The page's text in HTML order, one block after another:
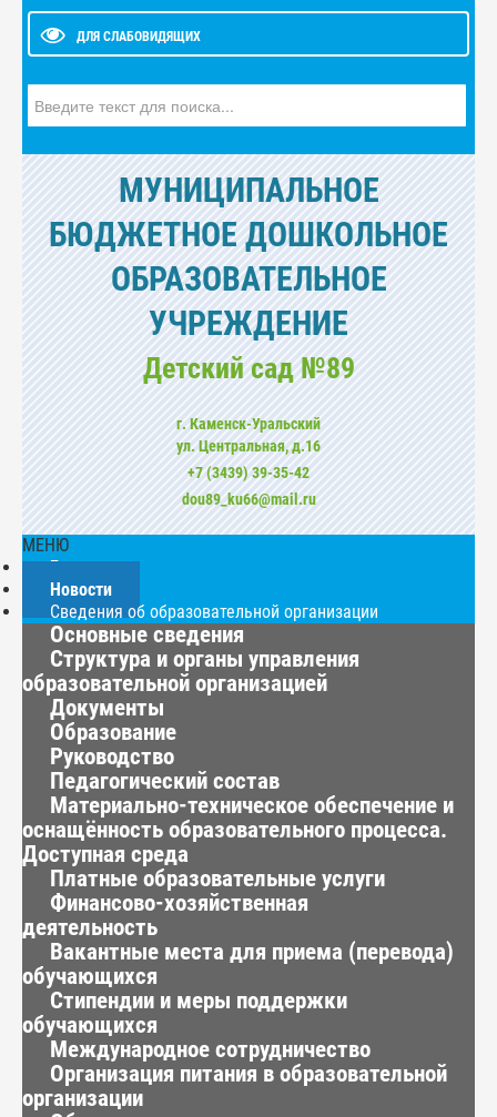
ДЛЯ СЛАБОВИДЯЩИХ
МУНИЦИПАЛЬНОЕ
БЮДЖЕТНОЕ ДОШКОЛЬНОЕ
ОБРАЗОВАТЕЛЬНОЕ
УЧРЕЖДЕНИЕ
Детский сад №89
г. Каменск-Уральский
ул. Центральная, д.16
+7 (3439) 39-35-42
dou89_ku66@mail.ru
МЕНЮ
Главная
Новости
Сведения об образовательной организации
Основные сведения
Структура и органы управления
образовательной организацией
Документы
Образование
Руководство
Педагогический состав
Материально-техническое обеспечение и
оснащённость образовательного процесса.
Доступная среда
Платные образовательные услуги
Финансово-хозяйственная
деятельность
Вакантные места для приема (перевода)
обучающихся
Стипендии и меры поддержки
обучающихся
Международное сотрудничество
Организация питания в образовательной
организации